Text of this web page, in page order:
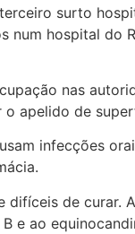
surto
hospital do
nas
o apelido de
infecções
de curar.
e ao